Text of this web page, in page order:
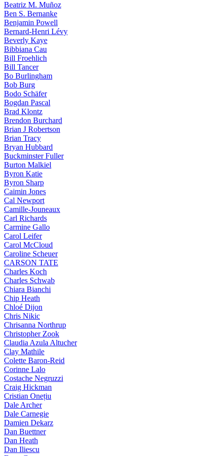
Beatriz M. Muñoz
Ben S. Bernanke
Benjamin Powell
Bernard-Henri Lévy
Beverly Kaye
Bibbiana Cau
Bill Froehlich
Bill Tancer
Bo Burlingham
Bob Burg
Bodo Schäfer
Bogdan Pascal
Brad Klontz
Brendon Burchard
Brian J Robertson
Brian Tracy
Bryan Hubbard
Buckminster Fuller
Burton Malkiel
Byron Katie
Byron Sharp
Caimin Jones
Cal Newport
Camille-Jouneaux
Carl Richards
Carmine Gallo
Carol Leifer
Carol McCloud
Caroline Scheuer
CARSON TATE
Charles Koch
Charles Schwab
Chiara Bianchi
Chip Heath
Chloé Dijon
Chris Nikic
Chrisanna Northrup
Christopher Zook
Claudia Azula Altucher
Clay Mathile
Colette Baron-Reid
Corinne Lalo
Costache Negruzzi
Craig Hickman
Cristian Onețiu
Dale Archer
Dale Carnegie
Damien Dekarz
Dan Buettner
Dan Heath
Dan Iliescu